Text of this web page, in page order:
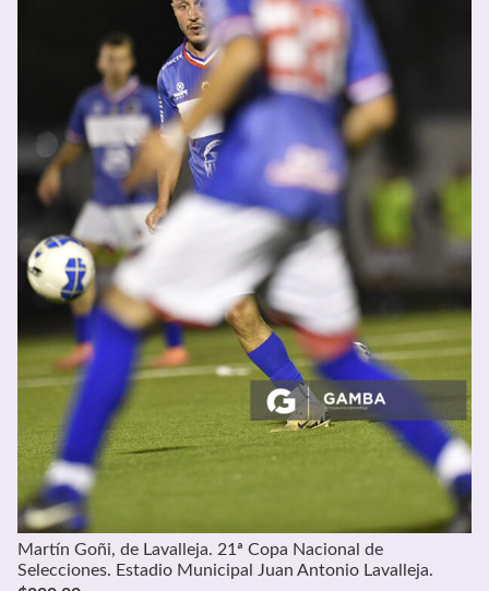
Martín Goñi, de Lavalleja. 21ª Copa Nacional de
Selecciones. Estadio Municipal Juan Antonio Lavalleja.